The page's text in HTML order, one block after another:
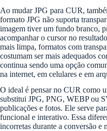
Ao mudar JPG para CUR,
formato JPG não suporta
imagem tiver um fundo branco,
acompanhar o cursor no
mais limpa, formatos com
costumam ser mais adequados
continua sendo uma opção
na internet, em celulares e em
O ideal é pensar no CUR como
substitui JPG, PNG, WEBP ou
publicações e fotos. Ele serve
funcional e interativo. Essa
incorretas durante a conversão